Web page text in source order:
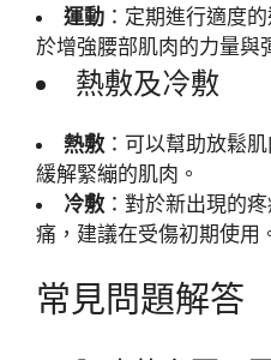
運動 ：定期進行適度
於增強腰部肌肉的力量與
熱敷及冷敷
熱敷 ：可以幫助放鬆
緩解緊繃的肌肉。
冷敷 ：對於新出現的
痛，建議在受傷初期使用
常見問題解答